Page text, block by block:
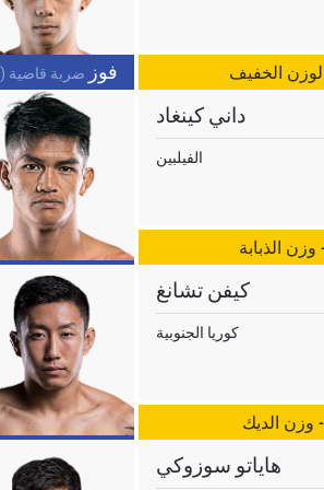
الخفيف فوز ضربة قاضية (R2)
الذبابة
داني كينغاد
الفيلبين
وزن الديك
كيفن تشانغ
كوريا الجنوبية
هاياتو سوزوكي